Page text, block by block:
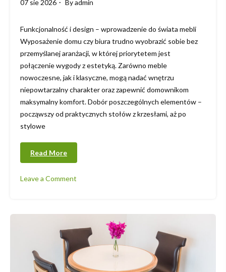
07 sie 2026 Byadmin
Funkcjonalność i design – wprowadzenie do świata mebli
Wyposażenie domu czy biura trudno wyobrazić sobie bez
przemyślanej aranżacji, w której priorytetem jest
połączenie wygody z estetyką. Zarówno meble
nowoczesne, jak i klasyczne, mogą nadać wnętrzu
niepowtarzalny charakter oraz zapewnić domownikom
maksymalny komfort. Dobór poszczególnych elementów –
począwszy od praktycznych stołów z krzesłami, aż po
stylowe
Read More
Leave a Comment
mebli
nowoczesnych